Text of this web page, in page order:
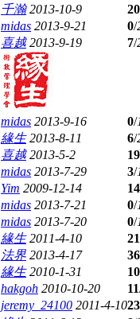
千瀚 2013-10-9
20
midas 2013-9-21 0/
喜越 2013-9-19 7/
midas 2013-9-16 0/
緣生 2013-8-11 6/
喜越 2013-5-2
19
midas 2013-7-29 3/
Yim 2009-12-14
14
midas 2013-7-21 0/
midas 2013-7-20 0/
緣生 2011-4-10
21
法界 2013-4-17
36
緣生 2010-1-31
10
hakgoh 2010-10-20 11
jeremy_24100 2011-4-1023